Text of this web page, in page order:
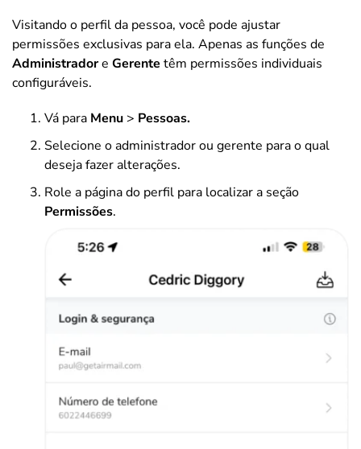
Visitando o perfil da pessoa, você pode ajustar
permissões exclusivas para ela. Apenas as funções de
Administradore Gerente têm permissões individuais
configuráveis.
Vá para Menu > Pessoas.
Selecione o administrador ou gerente para o qual
deseja fazer alterações.
Role a página do perfil para localizar a seção
Permissões.